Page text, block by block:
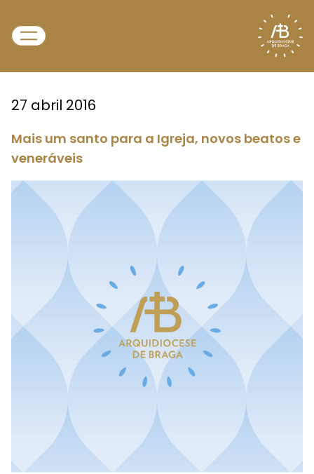
27 abril 2016
Mais um santo para a Igreja, novos beatos e
veneráveis